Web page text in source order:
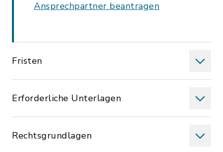
Ansprechpartner beantragen
Fristen
Erforderliche Unterlagen
Rechtsgrundlagen